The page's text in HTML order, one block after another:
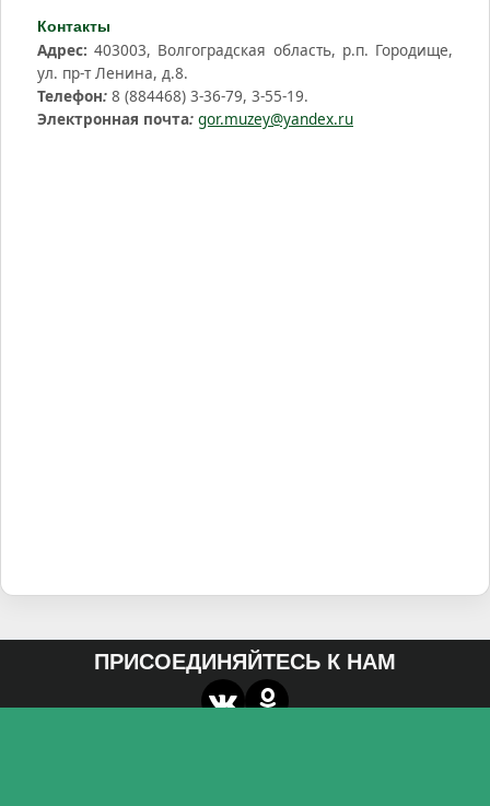
Контакты
Адрес: 403003, Волгоградская область, р.п. Городище,
ул. пр-т Ленина, д.8.
Телефон: 8 (884468) 3-36-79, 3-55-19.
Электронная почта: gor.muzey@yandex.ru
ПРИСОЕДИНЯЙТЕСЬ К НАМ